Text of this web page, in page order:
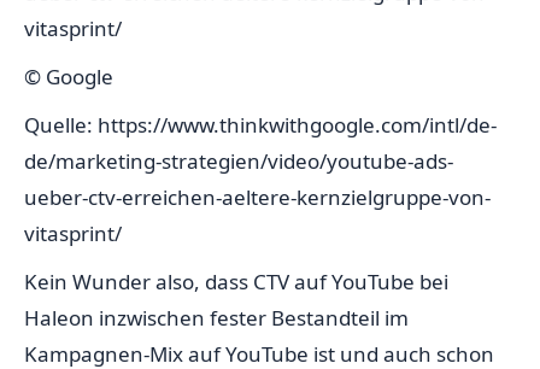
© Google
Quelle: https://www.thinkwithgoogle.com/intl/de-
de/marketing-strategien/video/youtube-ads-
ueber-ctv-erreichen-aeltere-kernzielgruppe-von-
vitasprint/
Kein Wunder also, dass CTV auf YouTube bei
Haleon inzwischen fester Bestandteil im
Kampagnen-Mix auf YouTube ist und auch schon